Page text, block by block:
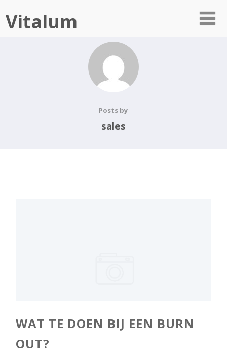
Vitalum
Posts by
sales
WAT TE DOEN BIJ EEN BURN
OUT?